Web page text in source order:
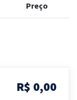
Preço
R$ 0,00